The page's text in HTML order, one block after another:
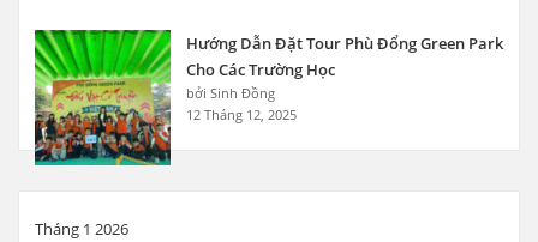
Hướng Dẫn Đặt Tour Phù Đổng Green Park
Cho Các Trường Học
bởi Sinh Đồng
12 Tháng 12, 2025
Tháng 1 2026